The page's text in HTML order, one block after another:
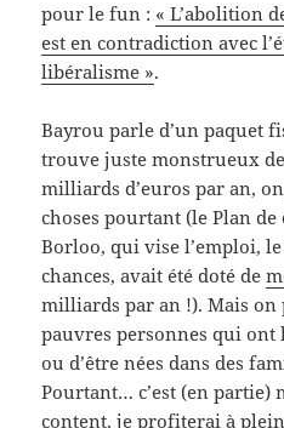
pour le fun : « L’abolition
est en contradiction avec
libéralisme ».
Bayrou parle d’un paquet
trouve juste monstrueux
milliards d’euros par an,
choses pourtant (le Plan de
Borloo, qui vise l’emploi,
chances, avait été doté de
milliards par an !). Mais
pauvres personnes qui ont
ou d’être nées dans des
Pourtant… c’est (en partie)
content, je profiterai à